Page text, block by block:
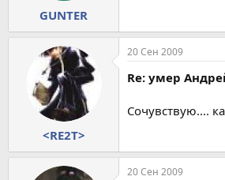
GUNTER
<RE2T>
20 Сен 2009
Re: умер
Сочувствую....
20 Сен 2009